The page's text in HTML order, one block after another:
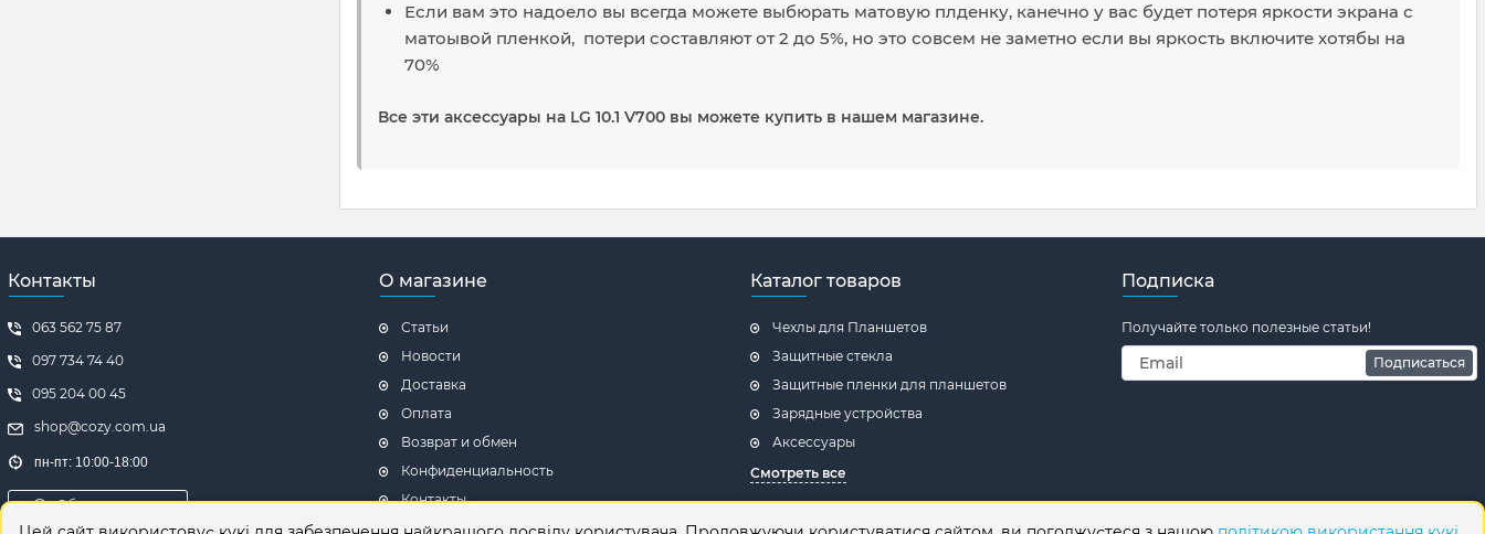
Если вам это надоело вы всегда можете выбюрать матовую плденку, канечно у вас будет потеря яркости экрана с
матоывой пленкой, потери составляют от 2 до 5%, но это совсем не заметно если вы яркость включите хотябы на
70%
Все эти аксессуары на LG 10.1 V700 вы можете купить в нашем магазине.
Контакты
063 562 75 87
097 734 74 40
095 204 00 45
shop@cozy.com.ua
пн-пт: 10:00-18:00
Обратная связь
О магазине
Статьи
Новости
Доставка
Оплата
Возврат и обмен
Конфиденциальность
Контакты
Отзывы о магазине
Каталог товаров
Чехлы для Планшетов
Защитные стекла
Защитные пленки для планшетов
Зарядные устройства
Аксессуары
Смотреть все
Подписка
Получайте только полезные статьи!
Подписаться